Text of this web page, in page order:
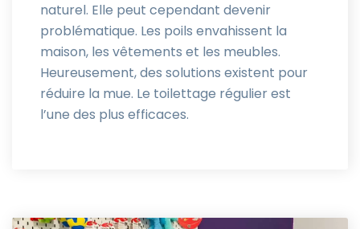
naturel. Elle peut cependant devenir
problématique. Les poils envahissent la
maison, les vêtements et les meubles.
Heureusement, des solutions existent pour
réduire la mue. Le toilettage régulier est
l’une des plus efficaces.